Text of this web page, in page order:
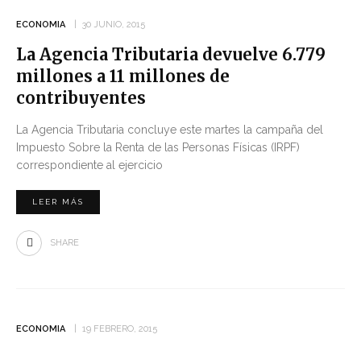
ECONOMIA 30 JUNIO, 2015
La Agencia Tributaria devuelve 6.779
millones a 11 millones de
contribuyentes
La Agencia Tributaria concluye este martes la campaña del
Impuesto Sobre la Renta de las Personas Físicas (IRPF)
correspondiente al ejercicio
LEER MÁS
SHARE
ECONOMIA 19 FEBRERO, 2015